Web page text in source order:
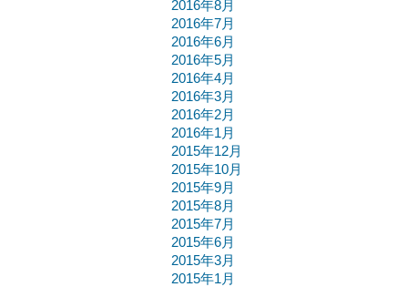
2016年8月
2016年7月
2016年6月
2016年5月
2016年4月
2016年3月
2016年2月
2016年1月
2015年12月
2015年10月
2015年9月
2015年8月
2015年7月
2015年6月
2015年3月
2015年1月